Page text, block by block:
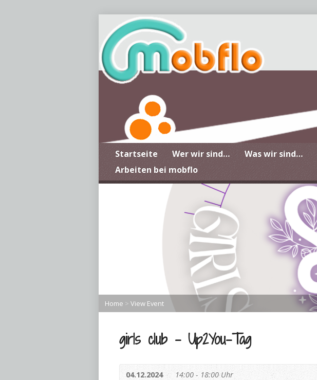
Startseite Wer wir sind… Was wir sind…
Arbeiten bei mobflo
Home > View Event
girls club – Up2You-Tag
04.12.2024 14:00 - 18:00 Uhr